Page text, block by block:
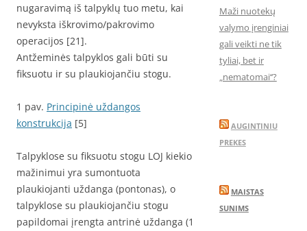
nugaravimą iš talpyklų tuo metu, kai
nevyksta iškrovimo/pakrovimo
operacijos [21].
Antžeminės talpyklos gali būti su
fiksuotu ir su plaukiojančiu stogu.
1 pav. Principinė uždangos
konstrukcija [5]
Talpyklose su fiksuotu stogu LOJ kiekio
mažinimui yra sumontuota
plaukiojanti uždanga (pontonas), o
talpyklose su plaukiojančiu stogu
papildomai įrengta antrinė uždanga (1
Maži nuotekų
valymo įrenginiai
gali veikti ne tik
tyliai, bet ir
„nematomai‘‘?
AUGINTINIU
PREKES
MAISTAS
SUNIMS